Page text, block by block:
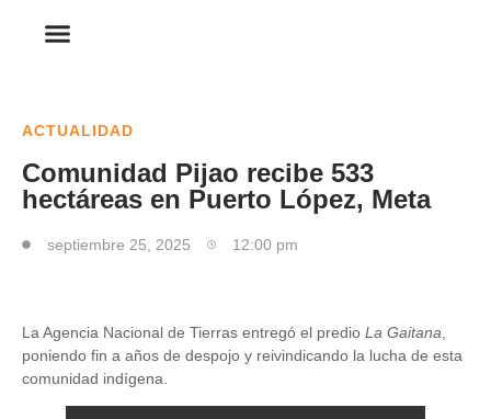
ACTUALIDAD
Comunidad Pijao recibe 533
hectáreas en Puerto López, Meta
septiembre 25, 2025 12:00 pm
La Agencia Nacional de Tierras entregó el predio La Gaitana
poniendo fin a años de despojo y reivindicando la lucha de esta
comunidad indígena.